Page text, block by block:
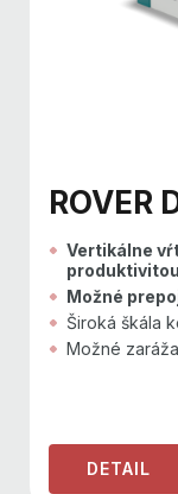
ROVER
Vertikálne
produktivitou
Možné
Široká škála
Možné
DETAIL